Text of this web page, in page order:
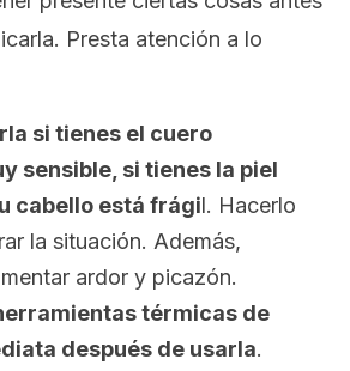
Presta atención a lo
si tienes el cuero
sensible, si tienes la piel
cabello está frágil. Hacerlo
la situación. Además,
ardor y picazón.
térmicas de
después de usarla.